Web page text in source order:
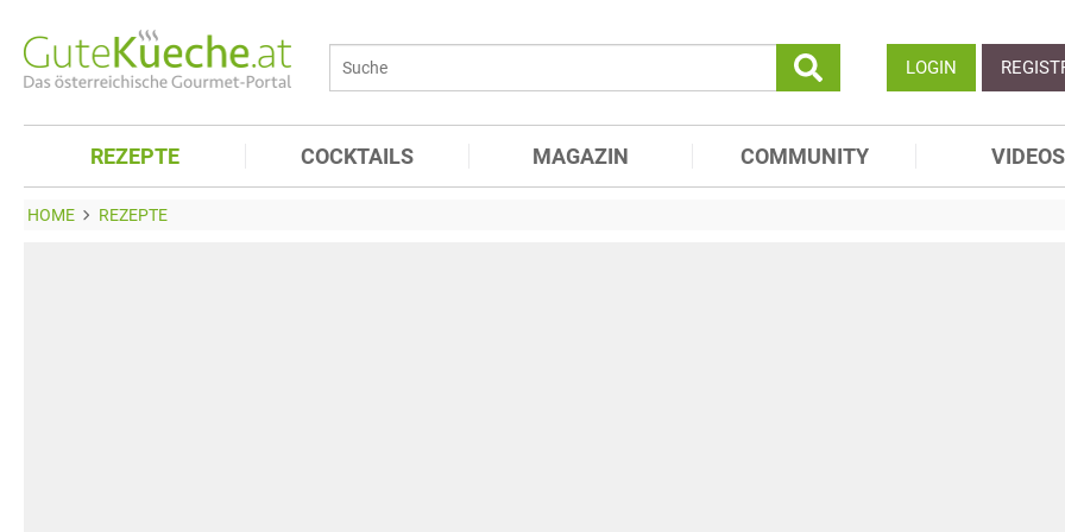
LOGIN
REZEPTE COCKTAILS MAGAZIN COMMUNITY VIDEOS
HOME REZEPTE